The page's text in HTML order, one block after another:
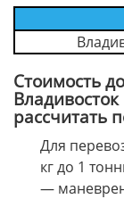
Стоимость
рассчитать
Для
кг до 1
—